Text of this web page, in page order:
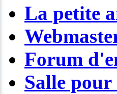
La petite
Forum
Salle pour